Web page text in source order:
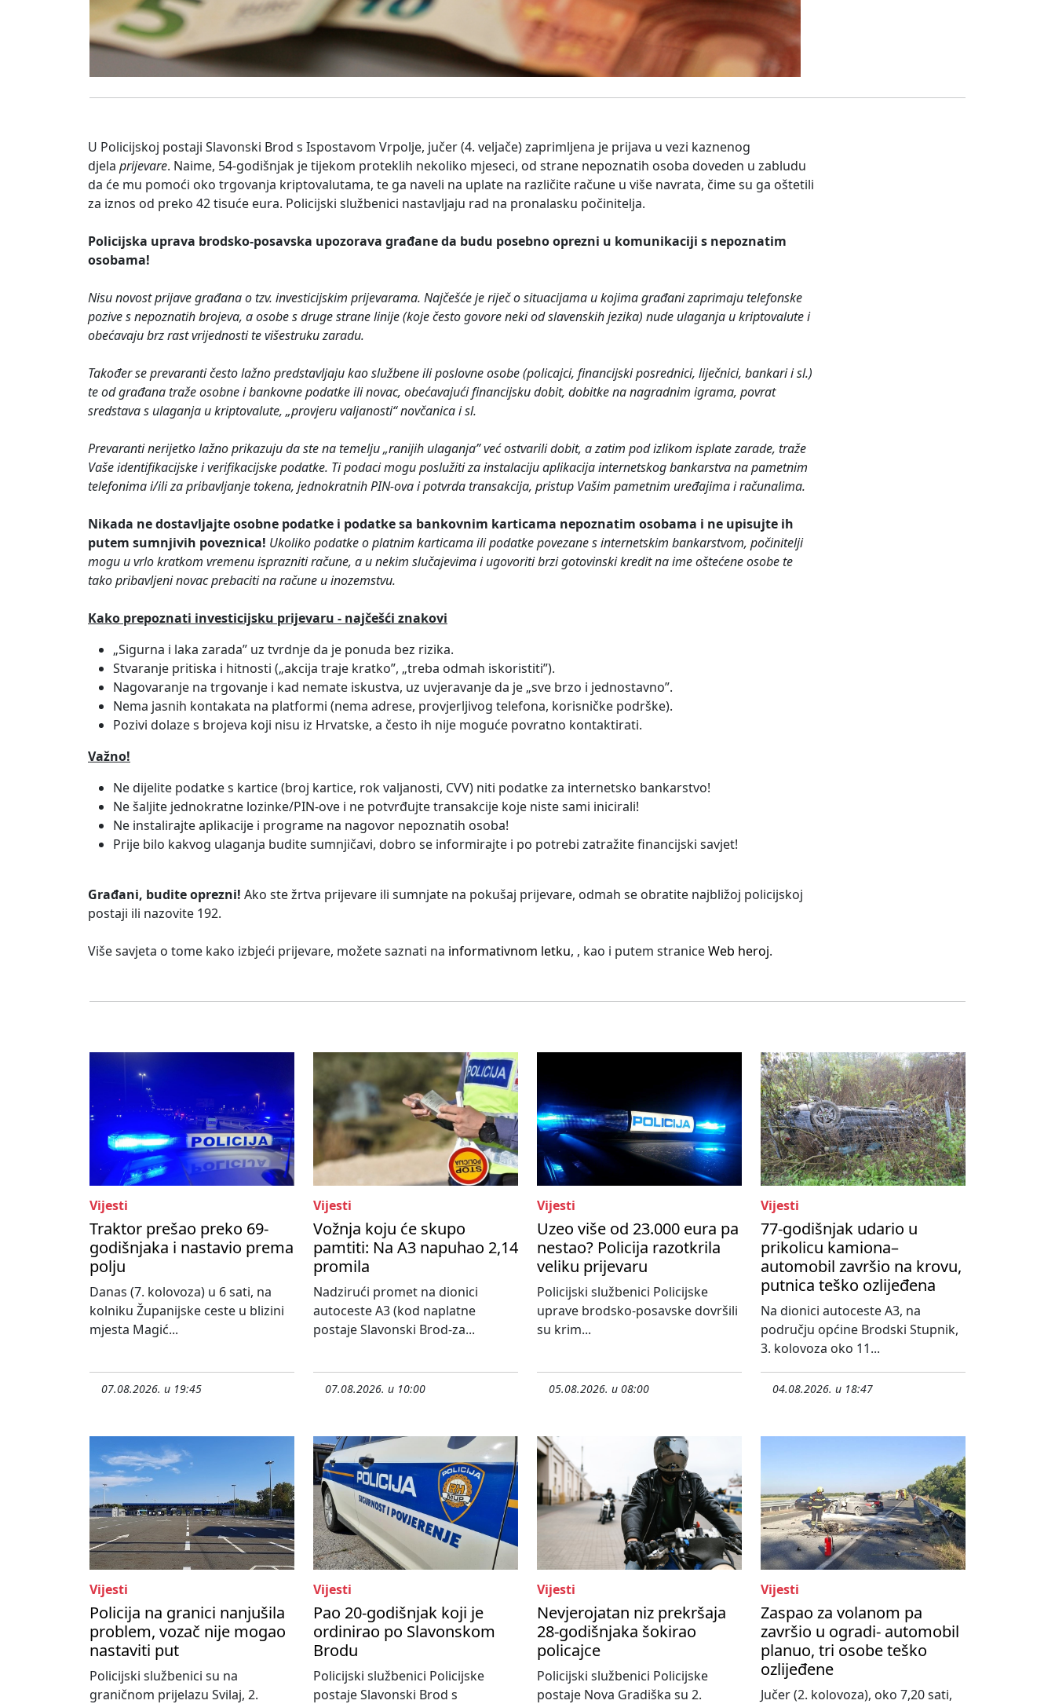
U Policijskoj postaji Slavonski Brod s Ispostavom Vrpolje, jučer (4. veljače) zaprimljena je prijava u vezi kaznenog
djela prijevare. Naime, 54-godišnjak je tijekom proteklih nekoliko mjeseci, od strane nepoznatih osoba doveden u zabludu
da će mu pomoći oko trgovanja kriptovalutama, te ga naveli na uplate na različite račune u više navrata, čime su ga oštetili
za iznos od preko 42 tisuće eura. Policijski službenici nastavljaju rad na pronalasku počinitelja.
Policijska uprava brodsko-posavska upozorava građane da budu posebno oprezni u komunikaciji s nepoznatim
osobama!
Nisu novost prijave građana o tzv. investicijskim prijevarama. Najčešće je riječ o situacijama u kojima građani zaprimaju telefonske
pozive s nepoznatih brojeva, a osobe s druge strane linije (koje često govore neki od slavenskih jezika) nude ulaganja u kriptovalute i
obećavaju brz rast vrijednosti te višestruku zaradu.
Također se prevaranti često lažno predstavljaju kao službene ili poslovne osobe (policajci, financijski posrednici, liječnici, bankari i sl.)
te od građana traže osobne i bankovne podatke ili novac, obećavajući financijsku dobit, dobitke na nagradnim igrama, povrat
sredstava s ulaganja u kriptovalute, „provjeru valjanosti“ novčanica i sl.
Prevaranti nerijetko lažno prikazuju da ste na temelju „ranijih ulaganja” već ostvarili dobit, a zatim pod izlikom isplate zarade, traže
Vaše identifikacijske i verifikacijske podatke. Ti podaci mogu poslužiti za instalaciju aplikacija internetskog bankarstva na pametnim
telefonima i/ili za pribavljanje tokena, jednokratnih PIN-ova i potvrda transakcija, pristup Vašim pametnim uređajima i računalima.
Nikada ne dostavljajte osobne podatke i podatke sa bankovnim karticama nepoznatim osobama i ne upisujte ih
putem sumnjivih poveznica! Ukoliko podatke o platnim karticama ili podatke povezane s internetskim bankarstvom, počinitelji
mogu u vrlo kratkom vremenu isprazniti račune, a u nekim slučajevima i ugovoriti brzi gotovinski kredit na ime oštećene osobe te
tako pribavljeni novac prebaciti na račune u inozemstvu.
Kako prepoznati investicijsku prijevaru - najčešći znakovi
„Sigurna i laka zarada” uz tvrdnje da je ponuda bez rizika.
Stvaranje pritiska i hitnosti („akcija traje kratko”, „treba odmah iskoristiti”).
Nagovaranje na trgovanje i kad nemate iskustva, uz uvjeravanje da je „sve brzo i jednostavno”.
Nema jasnih kontakata na platformi (nema adrese, provjerljivog telefona, korisničke podrške).
Pozivi dolaze s brojeva koji nisu iz Hrvatske, a često ih nije moguće povratno kontaktirati.
Važno!
Ne dijelite podatke s kartice (broj kartice, rok valjanosti, CVV) niti podatke za internetsko bankarstvo!
Ne šaljite jednokratne lozinke/PIN-ove i ne potvrđujte transakcije koje niste sami inicirali!
Ne instalirajte aplikacije i programe na nagovor nepoznatih osoba!
Prije bilo kakvog ulaganja budite sumnjičavi, dobro se informirajte i po potrebi zatražite financijski savjet!
Građani, budite oprezni! Ako ste žrtva prijevare ili sumnjate na pokušaj prijevare, odmah se obratite najbližoj policijskoj
postaji ili nazovite 192.
Više savjeta o tome kako izbjeći prijevare, možete saznati na informativnom letku, , kao i putem straniceWeb heroj.
Vijesti
Traktor prešao preko 69-
godišnjaka i nastavio prema
polju
Danas (7. kolovoza) u 6 sati, na
kolniku Županijske ceste u blizini
mjesta Magić...
07.08.2026. u 19:45
Vijesti
Vožnja koju će skupo
pamtiti: Na A3 napuhao 2,14
promila
Nadzirući promet na dionici
autoceste A3 (kod naplatne
postaje Slavonski Brod-za...
07.08.2026. u 10:00
Vijesti
Uzeo više od 23.000 eura pa
nestao? Policija razotkrila
veliku prijevaru
Policijski službenici Policijske
uprave brodsko-posavske dovršili
su krim...
05.08.2026. u 08:00
Vijesti
77-godišnjak udario u
prikolicu kamiona–
automobil završio na krovu,
putnica teško ozlijeđena
Na dionici autoceste A3, na
području općine Brodski Stupnik,
3. kolovoza oko 11...
04.08.2026. u 18:47
Vijesti
Policija na granici nanjušila
problem, vozač nije mogao
nastaviti put
Policijski službenici su na
graničnom prijelazu Svilaj, 2.
Vijesti
Pao 20-godišnjak koji je
ordinirao po Slavonskom
Brodu
Policijski službenici Policijske
postaje Slavonski Brod s
Vijesti
Nevjerojatan niz prekršaja
28-godišnjaka šokirao
policajce
Policijski službenici Policijske
postaje Nova Gradiška su 2.
Vijesti
Zaspao za volanom pa
završio u ogradi- automobil
planuo, tri osobe teško
ozlijeđene
Jučer (2. kolovoza), oko 7,20 sati,